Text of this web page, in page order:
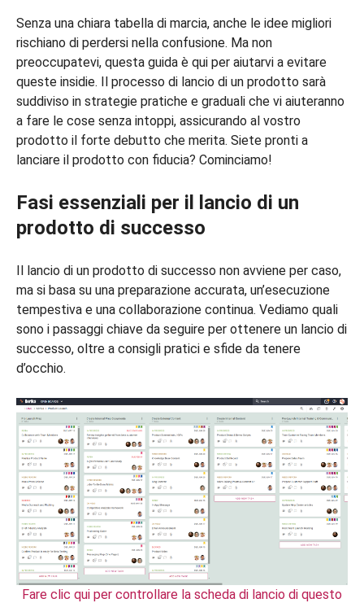
Senza una chiara tabella di marcia, anche le idee migliori
rischiano di perdersi nella confusione. Ma non
preoccupatevi, questa guida è qui per aiutarvi a evitare
queste insidie. Il processo di lancio di un prodotto sarà
suddiviso in strategie pratiche e graduali che vi aiuteranno
a fare le cose senza intoppi, assicurando al vostro
prodotto il forte debutto che merita. Siete pronti a
lanciare il prodotto con fiducia? Cominciamo!
Fasi essenziali per il lancio di un
prodotto di successo
Il lancio di un prodotto di successo non avviene per caso,
ma si basa su una preparazione accurata, un’esecuzione
tempestiva e una collaborazione continua. Vediamo quali
sono i passaggi chiave da seguire per ottenere un lancio di
successo, oltre a consigli pratici e sfide da tenere
d’occhio.
Fare clic qui per controllare la scheda di lancio di questo